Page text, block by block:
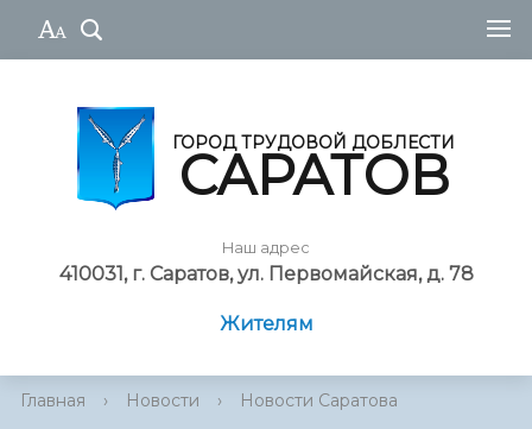
ГОРОД ТРУДОВОЙ ДОБЛЕСТИ
САРАТОВ
Наш адрес
410031, г. Саратов, ул. Первомайская, д. 78
Жителям
Главная › Новости › Новости Саратова